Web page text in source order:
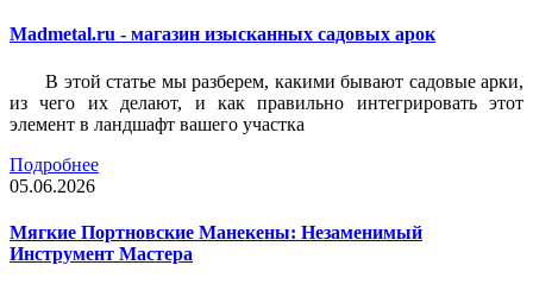
Madmetal.ru - магазин изысканных садовых арок
В этой статье мы разберем, какими бывают садовые арки,
из чего их делают, и как правильно интегрировать этот
элемент в ландшафт вашего участка
Подробнее
05.06.2026
Мягкие Портновские Манекены: Незаменимый
Инструмент Мастера